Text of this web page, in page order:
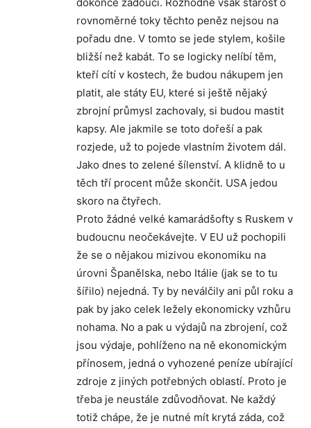
rovnoměrné toky těchto peněz nejsou na
pořadu dne. V tomto se jede stylem, košile
bližší než kabát. To se logicky nelíbí těm,
kteří cítí v kostech, že budou nákupem jen
platit, ale státy EU, které si ještě nějaký
zbrojní průmysl zachovaly, si budou mastit
kapsy. Ale jakmile se toto dořeší a pak
rozjede, už to pojede vlastním životem dál.
Jako dnes to zelené šílenství. A klidně to u
těch tří procent může skončit. USA jedou
skoro na čtyřech.
Proto žádné velké kamarádšofty s Ruskem v
budoucnu neočekávejte. V EU už pochopili
že se o nějakou mizivou ekonomiku na
úrovni Španělska, nebo Itálie (jak se to tu
šířilo) nejedná. Ty by neválčily ani půl roku a
pak by jako celek ležely ekonomicky vzhůru
nohama. No a pak u výdajů na zbrojení, což
jsou výdaje, pohlíženo na ně ekonomickým
přínosem, jedná o vyhozené peníze ubírající
zdroje z jiných potřebných oblastí. Proto je
třeba je neustále zdůvodňovat. Ne každý
totiž chápe, že je nutné mít krytá záda, což